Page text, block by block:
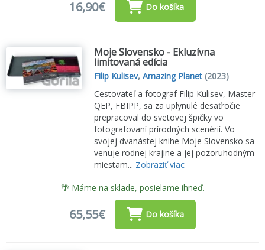
16,90€ Do košíka
Moje Slovensko - Ekluzívna
limitovaná edícia
Filip Kulisev,Amazing Planet (2023)
Cestovateľ a fotograf Filip Kulisev, Master
QEP, FBIPP, sa za uplynulé desaťročie
prepracoval do svetovej špičky vo
fotografovaní prírodných scenérií. Vo
svojej dvanástej knihe Moje Slovensko sa
venuje rodnej krajine a jej pozoruhodným
miestam... Zobraziť viac
🌴 Máme na sklade, posielame ihneď.
65,55€ Do košíka